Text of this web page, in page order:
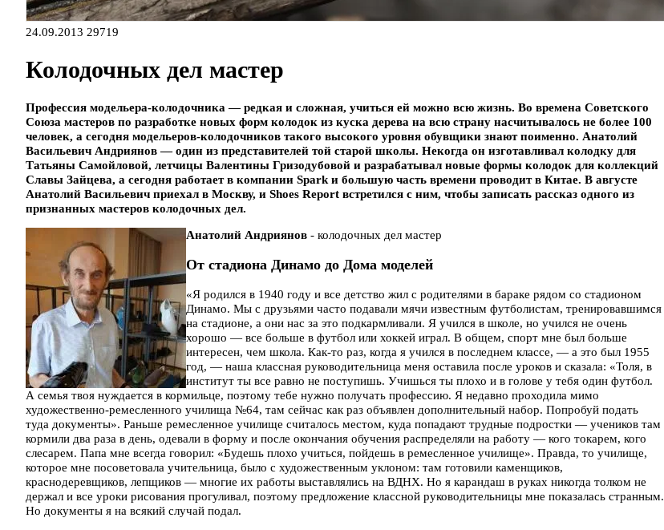
24.09.2013 29719
Колодочных дел мастер
Профессия модельера-колодочника — редкая и сложная, учиться ей можно всю жизнь. Во времена Советского
Союза мастеров по разработке новых форм колодок из куска дерева на всю страну насчитывалось не более 100
человек, а сегодня модельеров-колодочников такого высокого уровня обувщики знают поименно. Анатолий
Васильевич Андриянов — один из представителей той старой школы. Некогда он изготавливал колодку для
Татьяны Самойловой, летчицы Валентины Гризодубовой и разрабатывал новые формы колодок для коллекций
Славы Зайцева, а сегодня работает в компании Spark и большую часть времени проводит в Китае. В августе
Анатолий Васильевич приехал в Москву, и Shoes Report встретился с ним, чтобы записать рассказ одного из
признанных мастеров колодочных дел.
Анатолий Андриянов - колодочных дел мастер
От стадиона Динамо до Дома моделей
«Я родился в 1940 году и все детство жил с родителями в бараке рядом со стадионом
Динамо. Мы с друзьями часто подавали мячи известным футболистам, тренировавшимся
на стадионе, а они нас за это подкармливали. Я учился в школе, но учился не очень
хорошо — все больше в футбол или хоккей играл. В общем, спорт мне был больше
интересен, чем школа. Как-то раз, когда я учился в последнем классе, — а это был 1955
год, — наша классная руководительница меня оставила после уроков и сказала: «Толя, в
институт ты все равно не поступишь. Учишься ты плохо и в голове у тебя один футбол.
А семья твоя нуждается в кормильце, поэтому тебе нужно получать профессию. Я недавно проходила мимо
художественно-ремесленного училища №64, там сейчас как раз объявлен дополнительный набор. Попробуй подать
туда документы». Раньше ремесленное училище считалось местом, куда попадают трудные подростки — учеников там
кормили два раза в день, одевали в форму и после окончания обучения распределяли на работу — кого токарем, кого
слесарем. Папа мне всегда говорил: «Будешь плохо учиться, пойдешь в ремесленное училище». Правда, то училище,
которое мне посоветовала учительница, было с художественным уклоном: там готовили каменщиков,
краснодеревщиков, лепщиков — многие их работы выставлялись на ВДНХ. Но я карандаш в руках никогда толком не
держал и все уроки рисования прогуливал, поэтому предложение классной руководительницы мне показалась странным.
Но документы я на всякий случай подал.